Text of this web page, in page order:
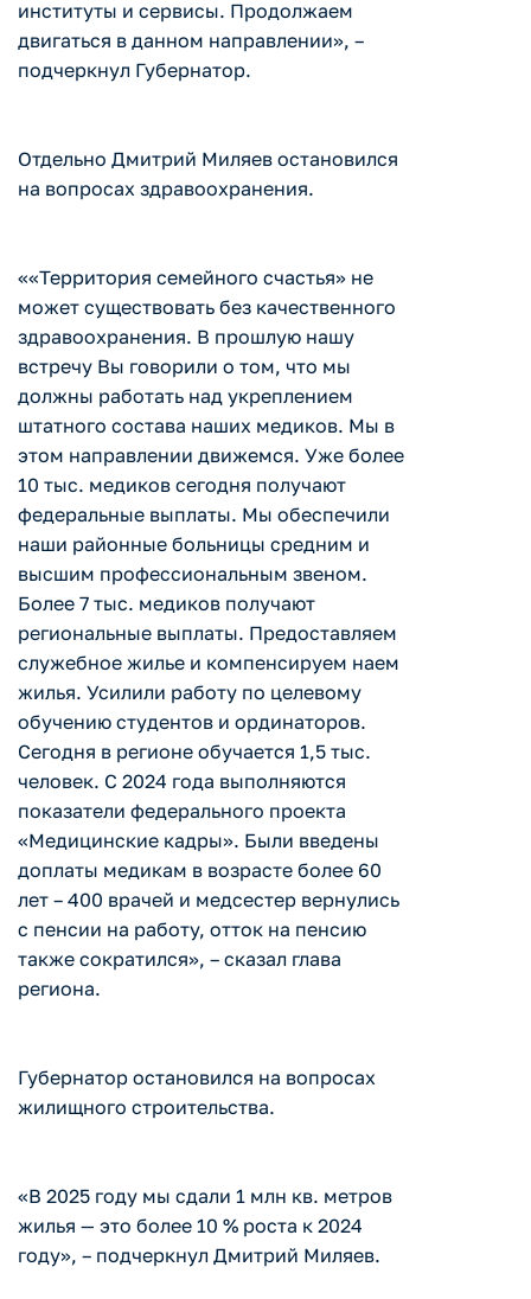
институты и сервисы. Продолжаем
двигаться в данном направлении», –
подчеркнул Губернатор.
Отдельно Дмитрий Миляев остановился
на вопросах здравоохранения.
««Территория семейного счастья» не
может существовать без качественного
здравоохранения. В прошлую нашу
встречу Вы говорили о том, что мы
должны работать над укреплением
штатного состава наших медиков. Мы в
этом направлении движемся. Уже более
10 тыс. медиков сегодня получают
федеральные выплаты. Мы обеспечили
наши районные больницы средним и
высшим профессиональным звеном.
Более 7 тыс. медиков получают
региональные выплаты. Предоставляем
служебное жилье и компенсируем наем
жилья. Усилили работу по целевому
обучению студентов и ординаторов.
Сегодня в регионе обучается 1,5 тыс.
человек. С 2024 года выполняются
показатели федерального проекта
«Медицинские кадры». Были введены
доплаты медикам в возрасте более 60
лет – 400 врачей и медсестер вернулись
с пенсии на работу, отток на пенсию
также сократился», – сказал глава
региона.
Губернатор остановился на вопросах
жилищного строительства.
«В 2025 году мы сдали 1 млн кв. метров
жилья — это более 10 % роста к 2024
году», – подчеркнул Дмитрий Миляев.